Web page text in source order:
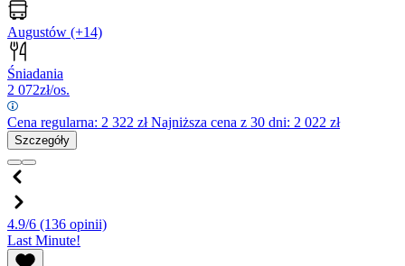
Augustów (+14)
Śniadania
2 072zł/os.
Cena regularna: 2 322 złNajniższa cena z 30 dni: 2 022 zł
Szczegóły
4.9/6 (136 opinii)
Last Minute!